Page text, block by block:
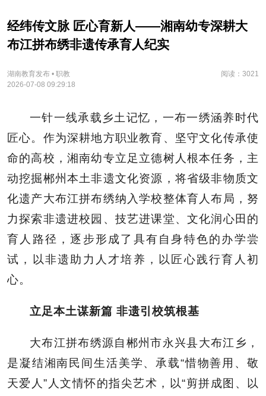
经纬传文脉 匠心育新人——湘南幼专深耕大
布江拼布绣非遗传承育人纪实
湖南教育发布 • 职教
阅读：3021
2026-07-08 09:29:18
一针一线承载乡土记忆，一布一绣涵养时代
匠心。作为深耕地方职业教育、坚守文化传承使
命的高校，湘南幼专立足立德树人根本任务，主
动挖掘郴州本土非遗文化资源，将省级非物质文
化遗产大布江拼布绣纳入学校整体育人布局，努
力探索非遗进校园、技艺进课堂、文化润心田的
育人路径，逐步形成了具有自身特色的办学尝
试，以非遗助力人才培养，以匠心践行育人初
心。
立足本土谋新篇 非遗引校筑根基
大布江拼布绣源自郴州市永兴县大布江乡，
是凝结湘南民间生活美学、承载“惜物善用、敬
天爱人”人文情怀的指尖艺术，以“剪拼成图、以